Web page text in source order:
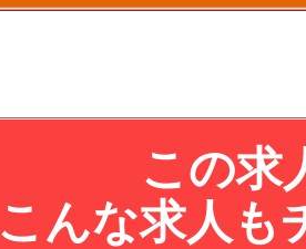
この求
こんな求人も